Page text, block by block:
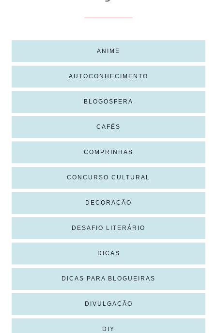
ANIME
AUTOCONHECIMENTO
BLOGOSFERA
CAFÉS
COMPRINHAS
CONCURSO CULTURAL
DECORAÇÃO
DESAFIO LITERÁRIO
DICAS
DICAS PARA BLOGUEIRAS
DIVULGAÇÃO
DIY